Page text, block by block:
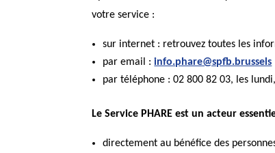
votre service :
sur internet : retrouvez toutes les
par email :info.phare@spfb.brussels
par téléphone : 02 800 82 03, les
Le Service PHARE est un acteur
directement au bénéfice des